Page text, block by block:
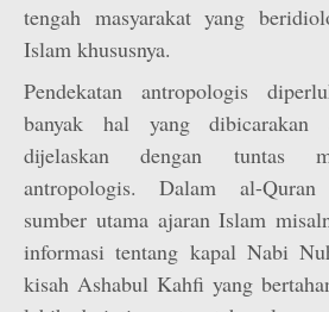
tengah masyarakat yang
Islam khususnya.
Pendekatan antropologis
banyak hal yang dibicarakan
dijelaskan dengan tuntas
antropologis. Dalam al-
sumber utama ajaran Islam
informasi tentang kapal Nabi
kisah Ashabul Kahfi yang